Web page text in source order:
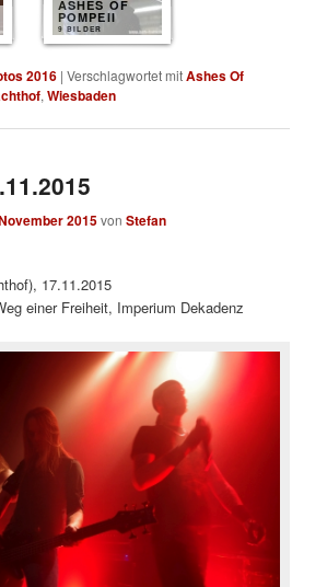
ASHES OF
POMPEII
9 BILDER
2016 |Verschlagwortet mitAshes Of
,Wiesbaden
2015vonStefan
17.11.2015
einer Freiheit, Imperium Dekadenz